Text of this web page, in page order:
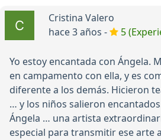
Cristina Valero
hace 3 años -
5
Yo estoy encantada con Ángela.
en campamento con ella, y es
diferente a los demás. Hicieron
… y los niños salieron
Ángela … una artista
especial para transmitir ese arte